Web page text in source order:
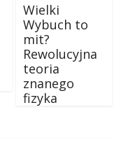
Wielki
Wybuch to
mit?
Rewolucyjna
teoria
znanego
fizyka